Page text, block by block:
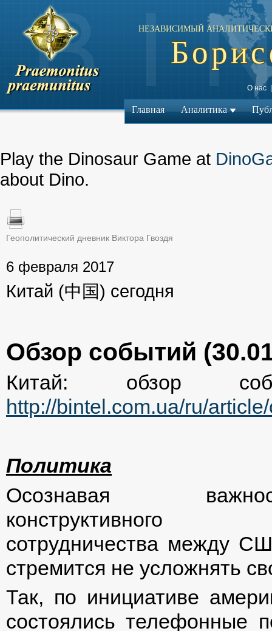
НЕЗАВИСИМЫЙ
О нас
Главная Аналитика
Play the Dinosaur Game at
about Dino.
Геополитический дневник Виктора Гвоздя
6 февраля 2017
Китай (中国) сегодня
Обзор событий
Китай: обзор
http://bintel.com.ua/ru/
Политика
Осознавая
конструктивного
сотрудничества между
стремится не усложнять
Так, по инициативе
состоялись телефонные